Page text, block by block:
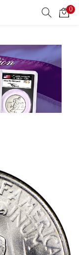
0
サーチ